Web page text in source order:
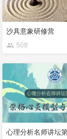
沙具意象研修营
508